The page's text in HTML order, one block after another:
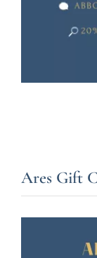
Ares Gift